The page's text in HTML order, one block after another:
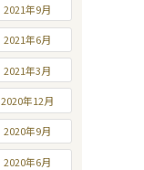
2021年9月
2021年6月
2021年3月
2020年12月
2020年9月
2020年6月